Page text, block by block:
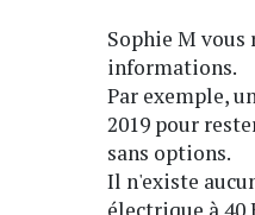
Sophie M vous
informations.
Par exemple,
2019 pour
sans options.
Il n'existe